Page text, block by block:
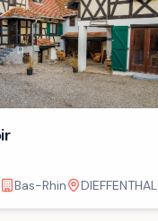
Bas-Rhin DIEFFENTHAL